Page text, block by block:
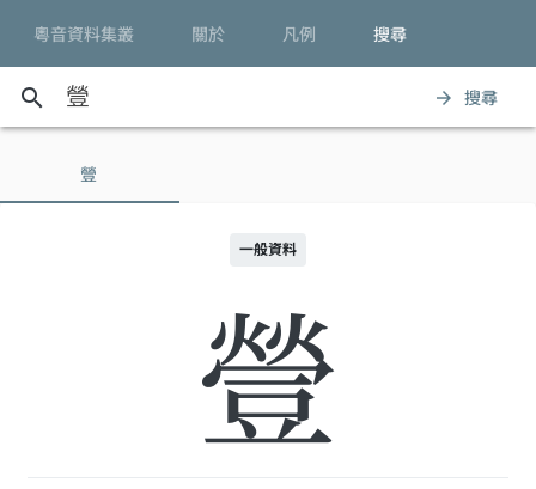
粵音資料集叢 關於 凡例 搜尋
search arrow_forward 搜尋
䝁
一般資料
䝁